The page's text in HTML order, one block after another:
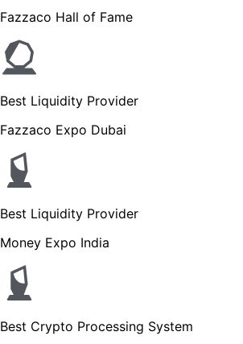
Fazzaco Hall of Fame
Best Liquidity Provider
Fazzaco Expo Dubai
Best Liquidity Provider
Money Expo India
Best Crypto Processing System